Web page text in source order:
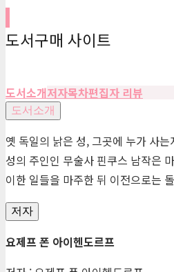
도서구매 사이트
도서소개저자목차편집자 리뷰
도서소개
옛 독일의 낡은 성, 그곳에 누가 사
성의 주인인 무술사 핀쿠스 남작은
이한 일들을 마주한 뒤 이전으로는
저자
요제프 폰 아이헨도르프